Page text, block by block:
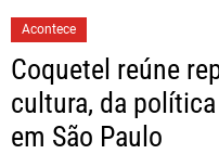
Acontece
Coquetel reúne
cultura, da
em São Paulo